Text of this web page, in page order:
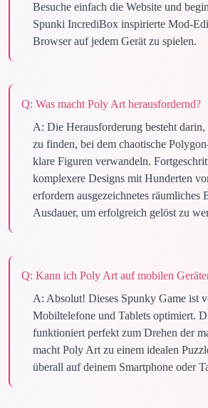
Besuche einfach die Website und
Spunki IncrediBox inspirierte Mod-
Browser auf jedem Gerät zu spielen.
Q: Was macht Poly Art herausfordernd?
A: Die Herausforderung besteht
zu finden, bei dem chaotische
klare Figuren verwandeln.
komplexere Designs mit Hunderten
erfordern ausgezeichnetes räumliches
Ausdauer, um erfolgreich gelöst zu
Q: Kann ich Poly Art auf mobilen
A: Absolut! Dieses Spunky Game ist
Mobiltelefone und Tablets optimiert.
funktioniert perfekt zum Drehen der
macht Poly Art zu einem idealen
überall auf deinem Smartphone oder